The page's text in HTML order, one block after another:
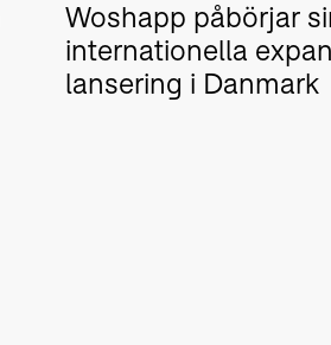
Woshapp påbörjar
internationella
lansering i Danmark